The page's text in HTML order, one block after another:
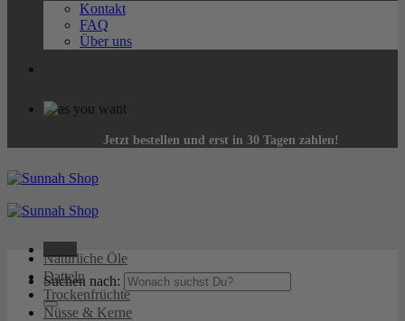
Kontakt
FAQ
Über uns
Jetzt bestellen und erst in 30 Tagen zahlen!
Suchen nach:
Natürliche Öle
Datteln
Trockenfrüchte
Nüsse & Kerne